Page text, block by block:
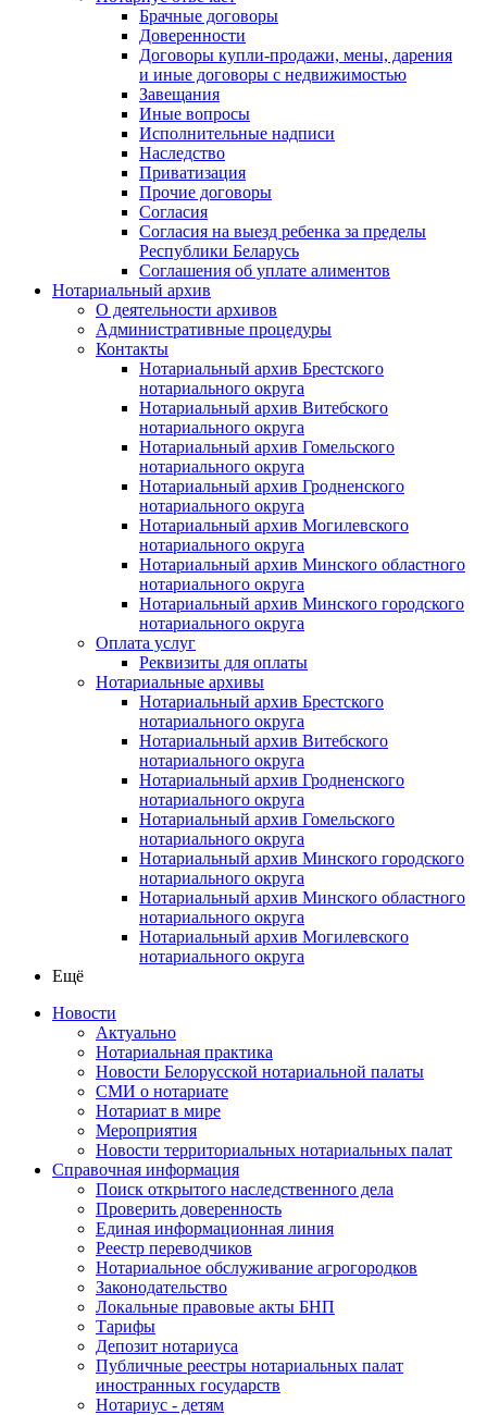
Брачные договоры
Доверенности
Договоры купли-продажи, мены, дарения
и иные договоры с недвижимостью
Завещания
Иные вопросы
Исполнительные надписи
Наследство
Приватизация
Прочие договоры
Согласия
Согласия на выезд ребенка за пределы
Республики Беларусь
Соглашения об уплате алиментов
Нотариальный архив
О деятельности архивов
Административные процедуры
Контакты
Нотариальный архив Брестского
нотариального округа
Нотариальный архив Витебского
нотариального округа
Нотариальный архив Гомельского
нотариального округа
Нотариальный архив Гродненского
нотариального округа
Нотариальный архив Могилевского
нотариального округа
Нотариальный архив Минского областного
нотариального округа
Нотариальный архив Минского городского
нотариального округа
Оплата услуг
Реквизиты для оплаты
Нотариальные архивы
Нотариальный архив Брестского
нотариального округа
Нотариальный архив Витебского
нотариального округа
Нотариальный архив Гродненского
нотариального округа
Нотариальный архив Гомельского
нотариального округа
Нотариальный архив Минского городского
нотариального округа
Нотариальный архив Минского областного
нотариального округа
Нотариальный архив Могилевского
нотариального округа
Ещё
Новости
Актуально
Нотариальная практика
Новости Белорусской нотариальной палаты
СМИ о нотариате
Нотариат в мире
Мероприятия
Новости территориальных нотариальных палат
Справочная информация
Поиск открытого наследственного дела
Проверить доверенность
Единая информационная линия
Реестр переводчиков
Нотариальное обслуживание агрогородков
Законодательство
Локальные правовые акты БНП
Тарифы
Депозит нотариуса
Публичные реестры нотариальных палат
иностранных государств
Нотариус - детям